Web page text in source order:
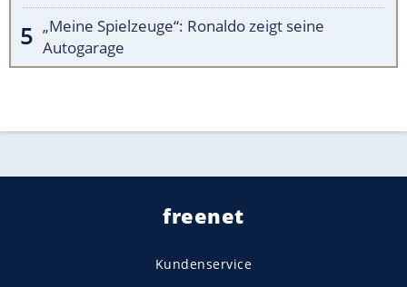
„Meine Spielzeuge“: Ronaldo zeigt seine
Autogarage
freenet
Kundenservice